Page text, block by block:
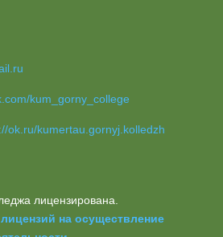
kum_gorny_college
ok.ru/kumertau.gornyj.kolledzh
лицензирована.
на осуществление